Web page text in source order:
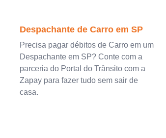
Despachante de Carro em SP
Precisa pagar débitos de Carro em um
Despachante em SP? Conte com a
parceria do Portal do Trânsito com a
Zapay para fazer tudo sem sair de
casa.